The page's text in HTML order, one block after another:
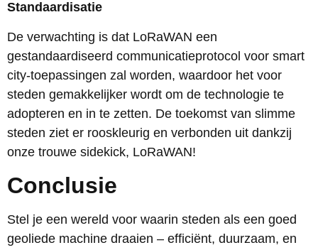
Standaardisatie
De verwachting is dat LoRaWAN een
gestandaardiseerd communicatieprotocol voor smart
city-toepassingen zal worden, waardoor het voor
steden gemakkelijker wordt om de technologie te
adopteren en in te zetten. De toekomst van slimme
steden ziet er rooskleurig en verbonden uit dankzij
onze trouwe sidekick, LoRaWAN!
Conclusie
Stel je een wereld voor waarin steden als een goed
geoliede machine draaien – efficiënt, duurzaam, en